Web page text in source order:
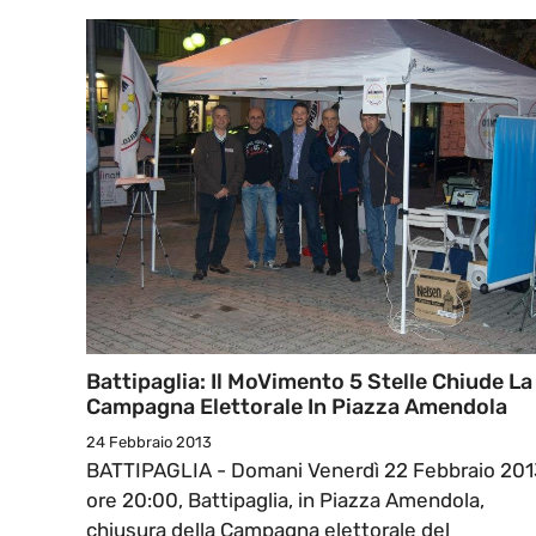
Battipaglia: Il MoVimento 5 Stelle Chiude La
Campagna Elettorale In Piazza Amendola
24 Febbraio 2013
BATTIPAGLIA - Domani Venerdì 22 Febbraio
ore 20:00, Battipaglia, in Piazza Amendola,
chiusura della Campagna elettorale del